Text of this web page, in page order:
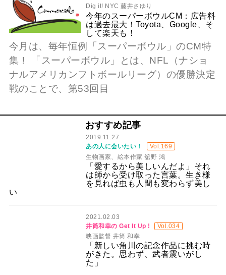
Dig it! NYC 藤井さゆり
今年のスーパーボウルCM：広告料
は過去最大！Toyota、Google、そ
して楽天も！
今月は、毎年恒例「スーパーボウル」のCM特
集！ 「スーパーボウル」とは、NFL（ナショ
ナルアメリカンフトボールリーグ）の優勝決定
戦のことで、第53回目
おすすめ記事
2019.11.27
あの人に会いたい！
Vol.169
生物画家、絵本作家 舘野 鴻
「愛するから美しいんだよ」それ
は師から受け取った言葉。生き様
を見れば虫も人間も変わらず美し
い
2021.02.03
井筒和幸の Get It Up !
Vol.034
映画監督 井筒 和幸
「新しい角川の記念作品に挑む時
がきた。思わず、武者震いがし
た」